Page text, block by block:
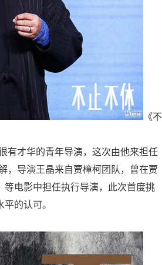
《不
有才华的青年导演，这次由他来担任
，导演王晶来自贾樟柯团队，曾在贾
电影中担任执行导演，此次首度挑
的认可。